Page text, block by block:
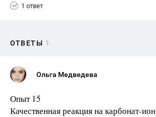
1 ответ
ОТВЕТЫ 1
Ольга Медведева
Опыт 15
Качественная реакция на карбонат-ион